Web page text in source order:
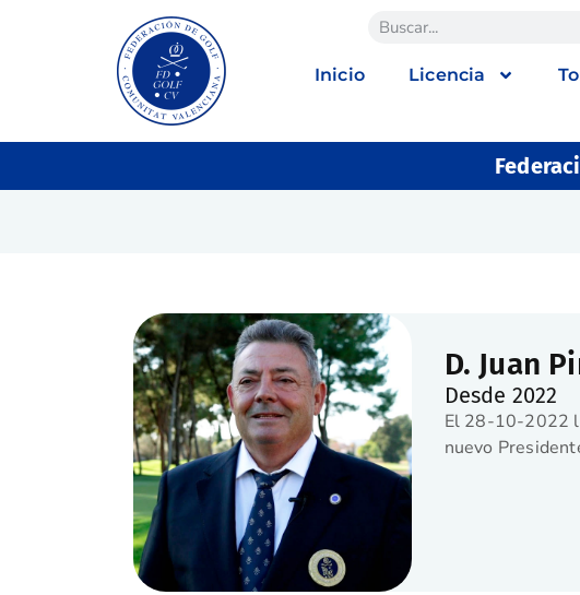
Inicio Licencia
D. Juan
Desde 2022
El 28-10-2022
nuevo